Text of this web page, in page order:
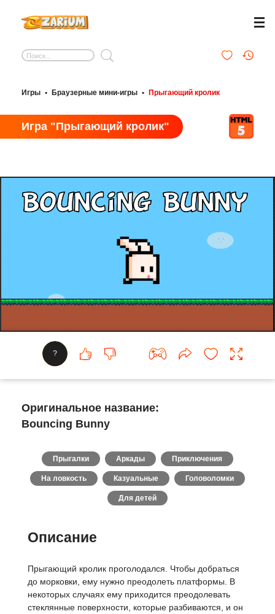
Игры • Браузерные мини-игры • Прыгающий кролик
Игра "Прыгающий кролик"
?
Оригинальное название:
Bouncing Bunny
Прыгалки Аркады Приключения
На ловкость Казуальные Головоломки
Для детей
Описание
Прыгающий кролик проголодался. Чтобы добраться
до морковки, ему нужно преодолеть платформы. В
некоторых случаях ему приходится преодолевать
стеклянные поверхности, которые разбиваются, и он